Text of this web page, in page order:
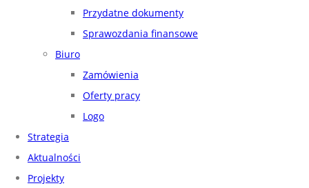
Przydatne dokumenty
Sprawozdania finansowe
Biuro
Zamówienia
Oferty pracy
Logo
Strategia
Aktualności
Projekty